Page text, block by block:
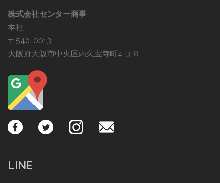
株式会社センター商事
本社
〒540-0013
大阪府大阪市中央区内久宝寺町4-3-8
LINE